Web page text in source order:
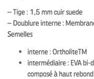
– Tige : 1,5 mm cuir suede
– Doublure interne :
Semelles
interne : Ortholite™
intermédiaire : EVA bi-
composé à haut rebond